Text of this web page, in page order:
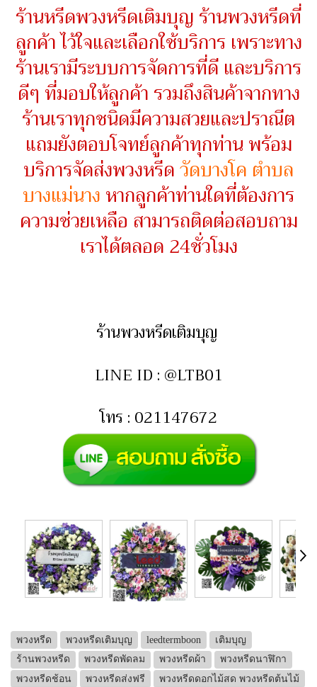
ร้านหรีดพวงหรีดเติมบุญ ร้านพวงหรีดที่
ลูกค้า ไว้ใจและเลือกใช้บริการ เพราะทาง
ร้านเรามีระบบการจัดการที่ดี และบริการ
ดีๆ ที่มอบให้ลูกค้า รวมถึงสินค้าจากทาง
ร้านเราทุกชนิดมีความสวยและปราณีต
แถมยังตอบโจทย์ลูกค้าทุกท่าน พร้อม
บริการจัดส่งพวงหรีดวัดบางโค ตำบล
บางแม่นาง หากลูกค้าท่านใดที่ต้องการ
ความช่วยเหลือ สามารถติดต่อสอบถาม
เราได้ตลอด 24ชั่วโมง
ร้านพวงหรีดเติมบุญ
LINE ID : @LTB01
โทร : 021147672
พวงหรีด พวงหรีดเติมบุญ leedtermboon
เติมบุญ
ร้านพวงหรีด
พวงหรีดพัดลม พวงหรีดผ้า
พวงหรีดนาฬิกา
พวงหรีดช้อน
พวงหรีดส่งฟรี
พวงหรีดดอกไม้สด พวงหรีดต้นไม้